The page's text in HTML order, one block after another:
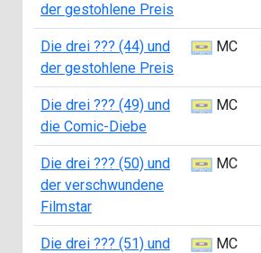
der gestohlene Preis
Die drei ??? (44) und
der gestohlene Preis
MC
Die drei ??? (49) und
die Comic-Diebe
MC
Die drei ??? (50) und
der verschwundene
Filmstar
MC
Die drei ??? (51) und
MC